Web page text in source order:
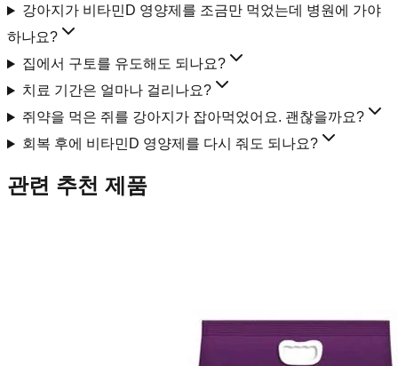
강아지가 비타민D 영양제를 조금만 먹었는데 병원에 가야
하나요?
집에서 구토를 유도해도 되나요?
치료 기간은 얼마나 걸리나요?
쥐약을 먹은 쥐를 강아지가 잡아먹었어요. 괜찮을까요?
회복 후에 비타민D 영양제를 다시 줘도 되나요?
관련 추천 제품